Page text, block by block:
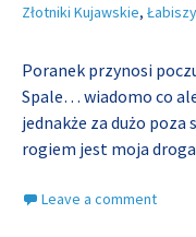
Złotniki Kujawskie,
Poranek przynosi
Spale… wiadomo co
jednakże za dużo poza
rogiem jest moja
Leave a comment